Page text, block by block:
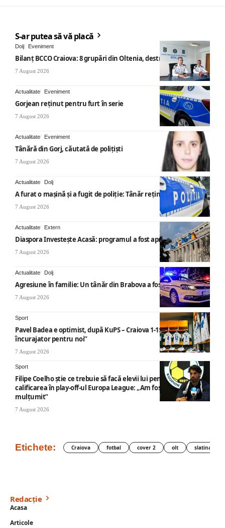
S-ar putea să vă placă
Dolj Eveniment
Bilanț BCCO Craiova: 8 grupări din Oltenia, destructurate
7 August 2026
Actualitate Eveniment
Gorjean reținut pentru furt în serie
7 August 2026
Actualitate Eveniment
Tânără din Gorj, căutată de polițiști
7 August 2026
Actualitate Dolj
A furat o mașină și a fugit de poliție: Tânăr reținut
7 August 2026
Actualitate Extern
Diaspora Investește Acasă: programul a fost aprobat
7 August 2026
Actualitate Dolj
Agresiune în familie: Un tânăr din Brabova a fost arestat
7 August 2026
Sport
Pavel Badea e optimist, după KuPS – Craiova 1-1: „Un rezultat
încurajator pentru noi”
7 August 2026
Sport
Filipe Coelho știe ce trebuie să facă elevii lui pentru a obține
calificarea în play-off-ul Europa League: „Am fost foarte
mulțumit”
7 August 2026
Etichete: Craiova fotbal cover 2 olt slatina
Redacție
Acasa
Articole